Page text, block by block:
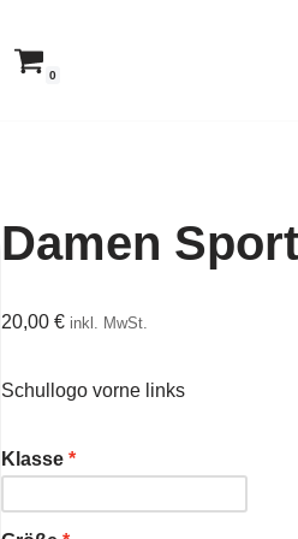
0
Damen
20,00€ inkl. MwSt.
Schullogo vorne links
Klasse